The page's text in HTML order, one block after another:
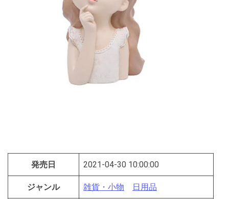
発売日 2021-04-30 10:00:00
ジャンル 雑貨・小物 日用品